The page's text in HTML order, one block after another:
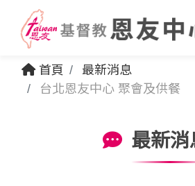
首頁
最新消息
台北恩友中心 聚會及供餐
最新消